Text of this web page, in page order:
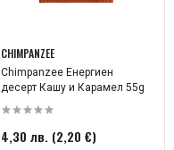
CHIMPANZEE
Chimpanzee Енергиен
десерт Кашу и Карамел 55g
4,30 лв. (2,20 €)